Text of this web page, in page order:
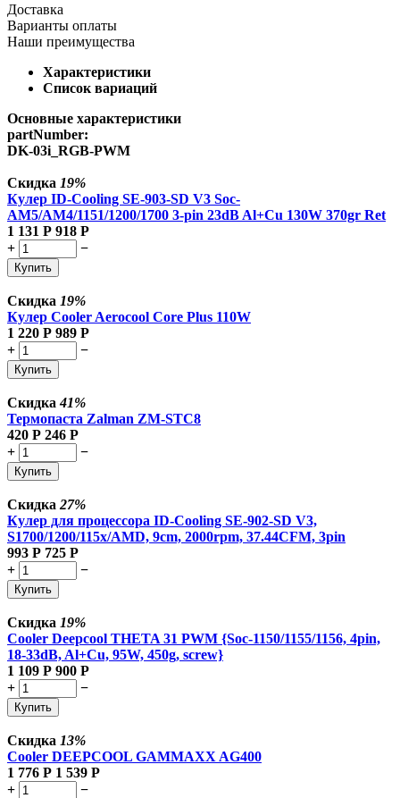
Доставка
Варианты оплаты
Наши преимущества
Характеристики
Список вариаций
Основные характеристики
partNumber:
DK-03i_RGB-PWM
Скидка 19%
Кулер ID-Cooling SE-903-SD V3 Soc-
AM5/AM4/1151/1200/1700 3-pin 23dB Al+Cu 130W 370gr Ret
1 131 Р 918 Р
+
−
Купить
Скидка 19%
Кулер Cooler Aerocool Core Plus 110W
1 220 Р 989 Р
+
−
Купить
Скидка41%
Термопаста Zalman ZM-STC8
420 Р 246 Р
+
−
Купить
Скидка 27%
Кулер для процессора ID-Cooling SE-902-SD V3,
S1700/1200/115x/AMD, 9cm, 2000rpm, 37.44CFM, 3pin
993 Р 725 Р
+
−
Купить
Скидка 19%
Cooler Deepcool THETA 31 PWM {Soc-1150/1155/1156, 4pin,
18-33dB, Al+Cu, 95W, 450g, screw}
1 109 Р 900 Р
+
−
Купить
Скидка 13%
Cooler DEEPCOOL GAMMAXX AG400
1 776 Р 1 539 Р
+
−